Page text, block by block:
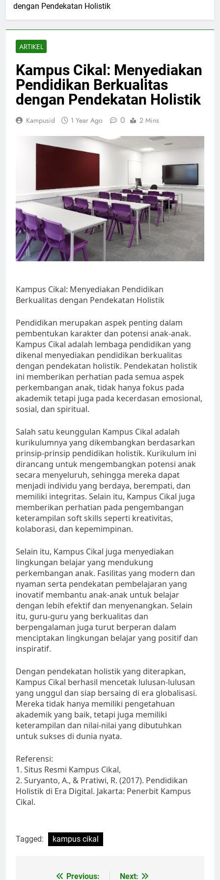
dengan Pendekatan Holistik
ARTIKEL
Kampus Cikal: Menyediakan
Pendidikan Berkualitas
dengan Pendekatan Holistik
Kampusid 1 Year Ago 0 2 Mins
Kampus Cikal: Menyediakan Pendidikan
Berkualitas dengan Pendekatan Holistik
Pendidikan merupakan aspek penting dalam
pembentukan karakter dan potensi anak-anak.
Kampus Cikal adalah lembaga pendidikan yang
dikenal menyediakan pendidikan berkualitas
dengan pendekatan holistik. Pendekatan holistik
ini memberikan perhatian pada semua aspek
perkembangan anak, tidak hanya fokus pada
akademik tetapi juga pada kecerdasan emosional,
sosial, dan spiritual.
Salah satu keunggulan Kampus Cikal adalah
kurikulumnya yang dikembangkan berdasarkan
prinsip-prinsip pendidikan holistik. Kurikulum ini
dirancang untuk mengembangkan potensi anak
secara menyeluruh, sehingga mereka dapat
menjadi individu yang berdaya, berempati, dan
memiliki integritas. Selain itu, Kampus Cikal juga
memberikan perhatian pada pengembangan
keterampilan soft skills seperti kreativitas,
kolaborasi, dan kepemimpinan.
Selain itu, Kampus Cikal juga menyediakan
lingkungan belajar yang mendukung
perkembangan anak. Fasilitas yang modern dan
nyaman serta pendekatan pembelajaran yang
inovatif membantu anak-anak untuk belajar
dengan lebih efektif dan menyenangkan. Selain
itu, guru-guru yang berkualitas dan
berpengalaman juga turut berperan dalam
menciptakan lingkungan belajar yang positif dan
inspiratif.
Dengan pendekatan holistik yang diterapkan,
Kampus Cikal berhasil mencetak lulusan-lulusan
yang unggul dan siap bersaing di era globalisasi.
Mereka tidak hanya memiliki pengetahuan
akademik yang baik, tetapi juga memiliki
keterampilan dan nilai-nilai yang dibutuhkan
untuk sukses di dunia nyata.
Referensi:
1. Situs Resmi Kampus Cikal,
2. Suryanto, A., & Pratiwi, R. (2017). Pendidikan
Holistik di Era Digital. Jakarta: Penerbit Kampus
Cikal.
Tagged: kampus cikal
Previous: Next: